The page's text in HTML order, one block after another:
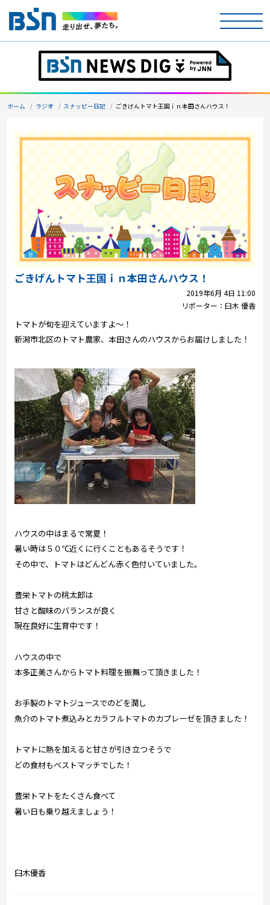
ホーム
テレビ
アナウンサー
イベント
ニュース
天気
プレゼント
キッズ ケンジュ
ショッピング
会社概要・ビジョン
お問い合わせ
ホーム ラジオ スナッピー日記 ごきげんトマト王国ｉｎ本田さんハウス！
ごきげんトマト王国ｉｎ本田さんハウス！
2019年6月 4日 11:00
リポーター： 臼木 優香
トマトが旬を迎えていますよ～！
新潟市北区のトマト農家、本田さんのハウスからお届けしました！
ハウスの中はまるで常夏！
暑い時は５０℃近くに行くこともあるそうです！
その中で、トマトはどんどん赤く色付いていました。
豊栄トマトの桃太郎は
甘さと酸味のバランスが良く
現在良好に生育中です！
ハウスの中で
本多正美さんからトマト料理を振舞って頂きました！
お手製のトマトジュースでのどを潤し
魚介のトマト煮込みとカラフルトマトのカプレーゼを頂きました！
トマトに熱を加えると甘さが引き立つそうで
どの食材もベストマッチでした！
豊栄トマトをたくさん食べて
暑い日も乗り越えましょう！
臼木優香